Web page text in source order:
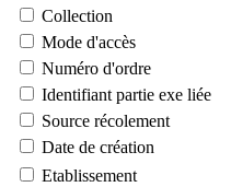
Collection
Mode d'accès
Numéro d'ordre
Identifiant partie exe liée
Source récolement
Date de création
Etablissement